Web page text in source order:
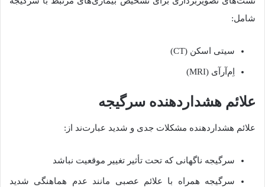
شامل:
سیتی اسکن (CT)
اِم‌آرآی (MRI)
علائم هشداردهنده سرگیجه
علائم هشداردهنده مشکلات جدی و شدید عبارت‌ند از :
سرگیجه ناگهانی که تحت تأثیر تغییر موقعیت نباشد
سرگیجه همراه با علائم عصبی مانند عدم هماهنگی شدید